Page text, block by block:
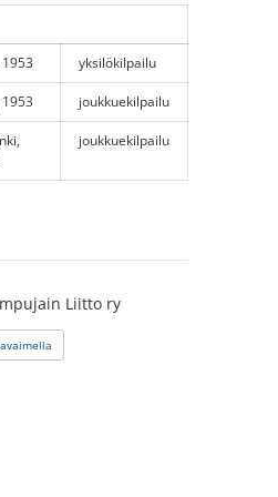
yksilökilpailu
joukkuekilpailu
joukkuekilpailu
Liitto ry